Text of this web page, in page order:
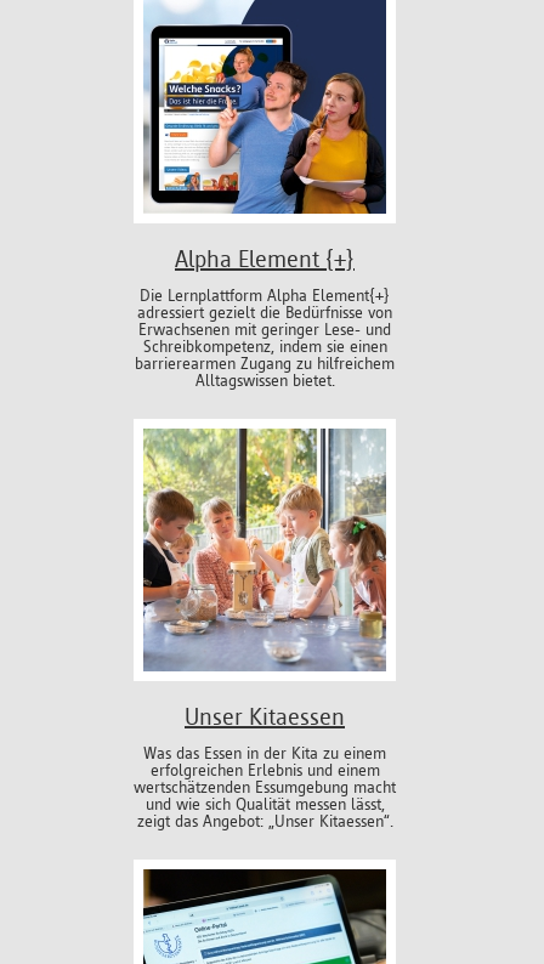
Alpha Element {+}
Die Lernplattform Alpha Element{+}
adressiert gezielt die Bedürfnisse von
Erwachsenen mit geringer Lese- und
Schreibkompetenz, indem sie einen
barrierearmen Zugang zu hilfreichem
Alltagswissen bietet.
Unser Kitaessen
Was das Essen in der Kita zu einem
erfolgreichen Erlebnis und einem
wertschätzenden Essumgebung macht
und wie sich Qualität messen lässt,
zeigt das Angebot: „Unser Kitaessen“.